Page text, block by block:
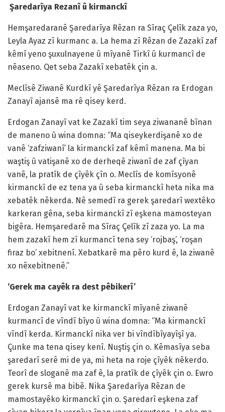
Şaredarîya Rezanî û kirmanckî
Hemşaredaranê Şaredarîya Rêzan ra Sîraç Çelîk zaza yo,
Leyla Ayaz zî kurmanc a. La hema zî Rêzan de Zazakî zaf
kêmî yeno şuxulnayene û mîyanê Tirkî û kurmancî de
nêaseno. Qet seba Zazakî xebatêk çin a.
Meclîsê Ziwanê Kurdkî yê Şaredarîya Rêzan ra Erdogan
Zanayî ajansê ma rê qisey kerd.
Erdogan Zanayî vat ke Zazakî tim seya ziwananê bînan
de maneno û wina domna: “Ma qiseykerdişanê xo de
vanê ‘zafziwanî’ la kirmanckî zaf kêmî manena. Ma bi
waştiş û vatişanê xo de derheqê ziwanî de zaf çîyan
vanê, la pratîk de çîyêk çîn o. Meclîs de komîsyonê
kirmanckî de ez tena ya û seba kirmanckî heta nika ma
xebatêk nêkerda. Nê semedî ra gerek şaredarî wextêko
karkeran gêna, seba kirmanckî zî eşkena mamosteyan
bigêra. Hemşaredarê ma Sîraç Çelîk zî zaza yo. La ma
hem zazakî hem zî kurmancî tena sey ‘rojbaş’, ‘roşan
firaz bo’ xebitnenî. Xebatkarê ma pêro kurd ê, la ziwanê
xo nêxebitnenê.”
‘Gerek ma cayêk ra dest pêbikerî’
Erdogan Zanayî vat ke kirmanckî mîyanê ziwanê
kurmancî de vîndî bîyo û wina domna: “Ma kirmanckî
vîndî kerda. Kirmanckî nika ver bi vîndîbîyayîşî ya.
Çunke ma tena qisey kenî. Nuştiş çin o. Kêmasîya seba
şaredarî serê mi de ya, mi heta na roje çîyêk nêkerdo.
Teorî de sloganê ma zaf ê, la pratîk de çîyêk çin o. Ewro
gerek kursê ma bibê. Nika Şaredarîya Rêzan de
mamostayêko kirmanckî çin o. Şaredarî eşkena zaf